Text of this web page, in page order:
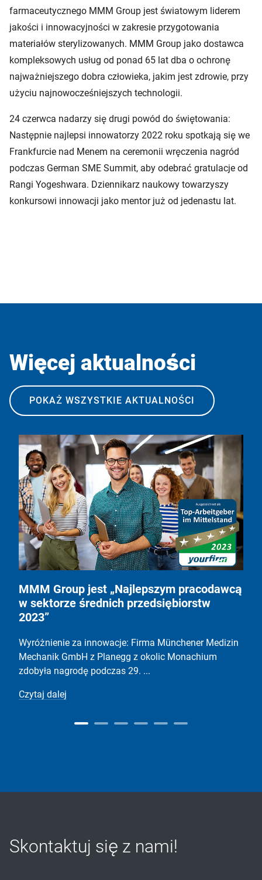
farmaceutycznego MMM Group jest światowym liderem
jakości i innowacyjności w zakresie przygotowania
materiałów sterylizowanych. MMM Group jako dostawca
kompleksowych usług od ponad 65 lat dba o ochronę
najważniejszego dobra człowieka, jakim jest zdrowie, przy
użyciu najnowocześniejszych technologii.
24 czerwca nadarzy się drugi powód do świętowania:
Następnie najlepsi innowatorzy 2022 roku spotkają się we
Frankfurcie nad Menem na ceremonii wręczenia nagród
podczas German SME Summit, aby odebrać gratulacje od
Rangi Yogeshwara. Dziennikarz naukowy towarzyszy
konkursowi innowacji jako mentor już od jedenastu lat.
Więcej aktualności
POKAŻ WSZYSTKIE AKTUALNOŚCI
MMM Group jest „Najlepszym pracodawcą
w sektorze średnich przedsiębiorstw
2023”
Wyróżnienie za innowacje: Firma Münchener Medizin
Mechanik GmbH z Planegg z okolic Monachium
zdobyła nagrodę podczas 29. ...
Czytaj dalej
Skontaktuj się z nami!